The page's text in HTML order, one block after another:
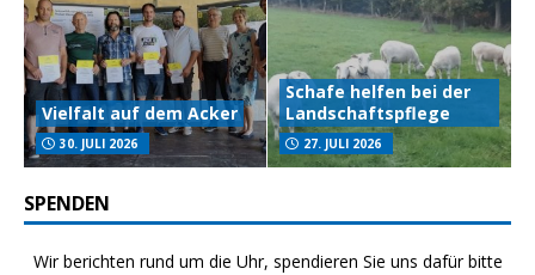
Vielfalt auf dem Acker
30. JULI 2026
Schafe helfen bei der
Landschaftspflege
27. JULI 2026
SPENDEN
Wir berichten rund um die Uhr, spendieren Sie uns dafür bitte